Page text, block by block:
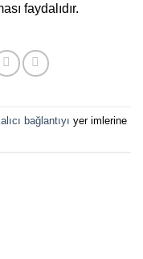
faydalıdır.
bağlantıyı yer imlerine